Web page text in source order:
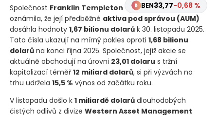
Společnost Franklin Templeton BEN33,77-0,68 %
oznámila, že její předběžné aktiva pod správou (AUM)
dosáhla hodnoty 1,67 bilionu dolarů k 30. listopadu 2025.
Tato čísla ukazují na mírný pokles oproti 1,68 bilionu
dolarů na konci října 2025. Společnost, jejíž akcie se
aktuálně obchodují na úrovni 23,01 dolaru s tržní
kapitalizací téměř 12 miliard dolarů, si při výzvách na
trhu udržela 15,5 % výnos od začátku roku.
V listopadu došlo k 1 miliardě dolarů dlouhodobých
čistých odlivů z divize Western Asset Management